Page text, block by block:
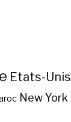
Etats-Unis
New York